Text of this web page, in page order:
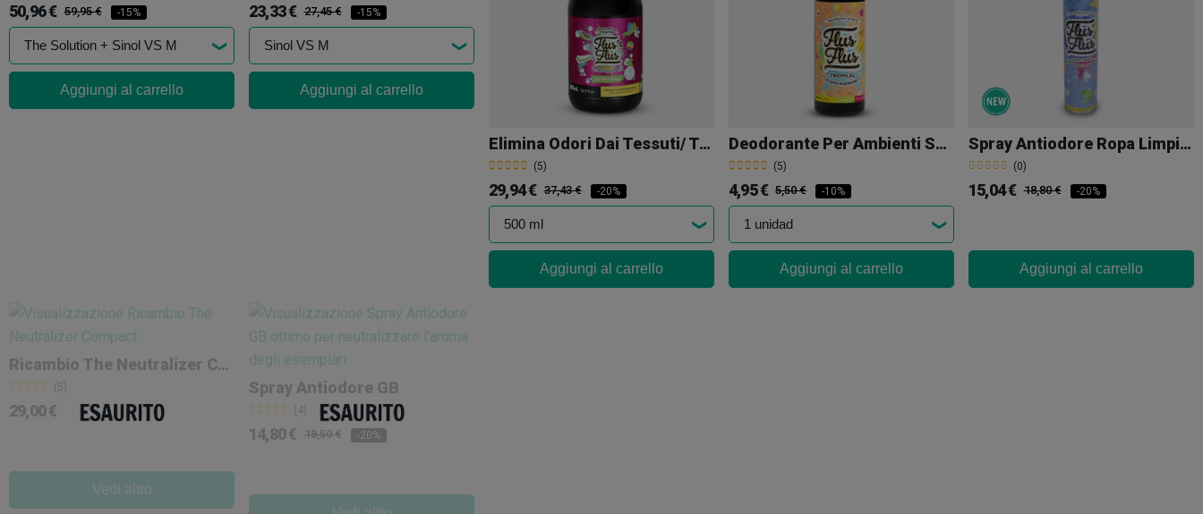
50,96 € 59,95 € -15%
Aggiungi al carrello
23,33 € 27,45 € -15%
Aggiungi al carrello
Elimina Odori Dai Tessuti/ Textil Flus Flus
(5)
29,94 € 37,43 € -20%
Aggiungi al carrello
Deodorante Per Ambienti Spray Auto Flus Flus Tropicale
(5)
4,95 € 5,50 € -10%
Aggiungi al carrello
Spray Antiodore Ropa Limpia 750 Ml Flus Flus
(0)
15,04 € 18,80 € -20%
Aggiungi al carrello
Ricambio The Neutralizer Compact
(5)
29,00 €
Vedi altro
Spray Antiodore GB
(4)
14,80 € 18,50 € -20%